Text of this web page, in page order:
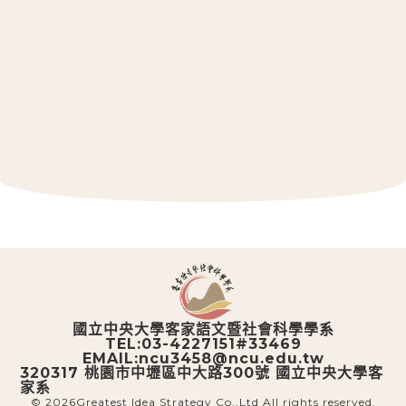
國立中央大學客家語文暨社會科學學系
TEL:03-4227151#33469
EMAIL:ncu3458@ncu.edu.tw
320317 桃園市中壢區中大路300號 國立中央大學客
家系
© 2026Greatest Idea Strategy Co.,Ltd All rights reserved.